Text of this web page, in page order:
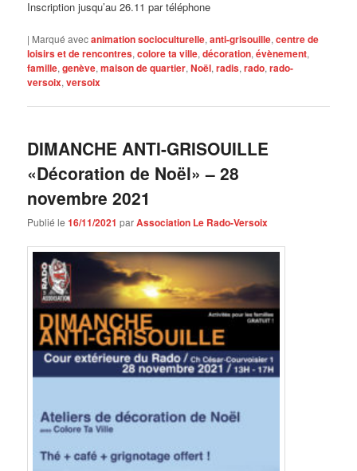
Inscription jusqu’au 26.11 par téléphone
| Marqué avecanimation socioculturelle,anti-grisouille,centre de
loisirs et de rencontres,colore ta ville,décoration,évènement,
famille,genève,maison de quartier,Noël,radis,rado,rado-
versoix,versoix
DIMANCHE ANTI-GRISOUILLE
«Décoration de Noël» – 28
novembre 2021
Publié le16/11/2021 parAssociation Le Rado-Versoix